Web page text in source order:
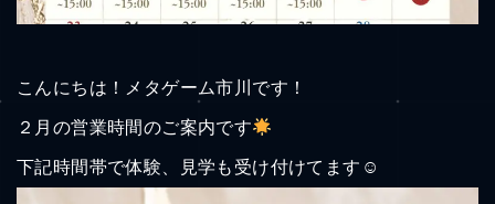
こんにちは！メタゲーム市川です！
２月の営業時間のご案内です
下記時間帯で体験、見学も受け付けてます☺